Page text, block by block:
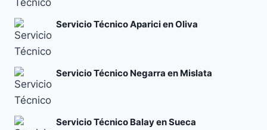
Servicio Técnico Aparici en Oliva
Servicio Técnico Negarra en Mislata
Servicio Técnico Balay en Sueca